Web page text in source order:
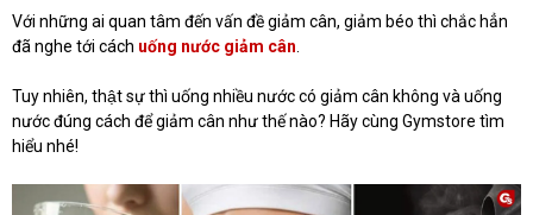
Với những ai quan tâm đến vấn đề giảm cân, giảm béo thì chắc hẳn
đã nghe tới cách uống nước giảm cân
Tuy nhiên, thật sự thì uống nhiều nước có giảm cân không và uống
nước đúng cách để giảm cân như thế nào? Hãy cùng Gymstore tìm
hiểu nhé!